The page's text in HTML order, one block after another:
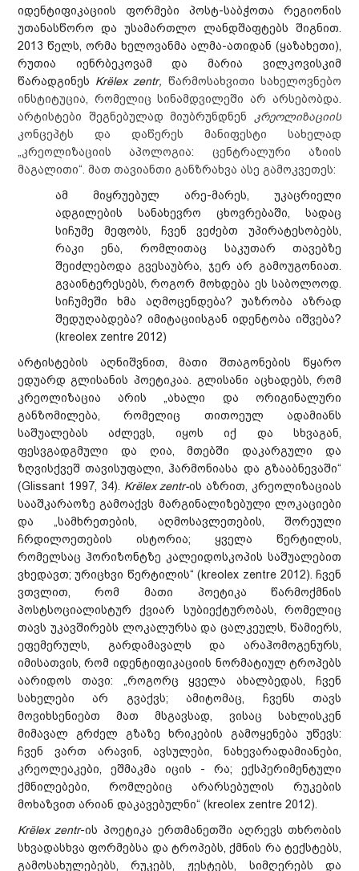
იდენტიფიკაციის ფორმები პოსტ-საბჭოთა რეგიონის
უთანასწორო და უსამართლო ლანდშაფტებს შიგნით.
2013 წელს, ორმა ხელოვანმა ალმა-ათიდან (ყაზახეთი),
რუთია იენრბეკოვამ და მარია ვილკოვისკიმ
წარადგინეს Krёlex zentr, წარმოსახვითი სახელოვნებო
ინსტიტუცია, რომელიც სინამდვილეში არ არსებობდა.
არტისტები შეგნებულად მიუბრუნდნენ კრეოლიზაციის
კონცეპტს და დაწერეს მანიფესტი სახელად
„კრეოლიზაციის აპოლოგია: ცენტრალური აზიის
მაგალითი“. მათ თავიანთი განზრახვა ასე გამოკვეთეს:
ამ მიყრუებულ არე-მარეს, უკაცრიელი
ადგილების სანახევრო ცხოვრებაში, სადაც
სიჩუმე მეფობს, ჩვენ ვეძებთ უპირატესობებს,
რაკი ენა, რომლითაც საკუთარ თავებზე
შეიძლებოდა გვესაუბრა, ჯერ არ გამოუგონიათ.
გვაინტერესებს, როგორ მოხდება ეს საბოლოოდ.
სიჩუმეში ხმა აღმოცენდება? უაზრობა აზრად
შედუღაბდება? იმიტაციისგან იდენტობა იშვება?
(kreolex zentre 2012)
არტისტების აღნიშვნით, მათი შთაგონების წყარო
ედუარდ გლისანის პოეტიკაა. გლისანი აცხადებს, რომ
კრეოლიზაცია არის „ახალი და ორიგინალური
განზომილება, რომელიც თითოეულ ადამიანს
საშუალებას აძლევს, იყოს იქ და სხვაგან,
ფესვგადგმული და ღია, მთებში დაკარგული და
ზღვისქვეშ თავისუფალი, ჰარმონიასა და გზააბნევაში“
(Glissant 1997, 34). Krёlex zentr-ის აზრით, კრეოლიზაციას
სააშკარაოზე გამოაქვს მარგინალიზებული ლოკაციები
და „სამხრეთების, აღმოსავლეთების, შორეული
ჩრდილოეთების ისტორია; ყველა წერტილის,
რომელსაც ჰორიზონტზე კალეიდოსკოპის საშუალებით
ვხედავთ; ურიცხვი წერტილის“ (kreolex zentre 2012). ჩვენ
ვთვლით, რომ მათი პოეტიკა წარმოქმნის
პოსტსოციალისტურ ქვიარ სუბიექტურობას, რომელიც
თავს უკავშირებს ლოკალურსა და ცალკეულს, წამიერს,
ეფემერულს, გარდამავალს და არაჰომოგენურს,
იმისათვის, რომ იდენტიფიკაციის ნორმატიულ ტროპებს
აარიდოს თავი: „როგორც ყველა ახალბედას, ჩვენ
სახელები არ გვაქვს; ამიტომაც, ჩვენს თავს
მოვიხსენიებთ მათ მსგავსად, ვისაც სახლისკენ
მიმავალ გრძელ გზაზე ხრიკების გამოყენება უწევს:
ჩვენ ვართ არავინ, ავსულები, ნახევარადამიანები,
კრეოლეაკები, ეშმაკმა იცის - რა; ექსპერიმენტული
ქმნილებები, რომლებიც არარსებულის რუკების
მოხაზვით არიან დაკავებულნი“ (kreolex zentre 2012).
Krёlex zentr-ის პოეტიკა ერთმანეთში აღრევს თხრობის
სხვადასხვა ფორმებსა და ტროპებს, ქმნის რა ტექსტებს,
გამოსახულებებს, რუკებს, ჟესტებს, სიმღერებს და